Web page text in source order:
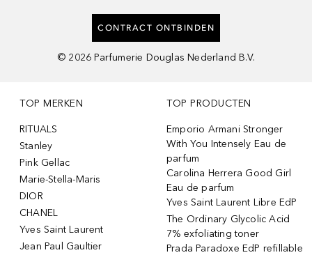
CONTRACT ONTBINDEN
© 2026 Parfumerie Douglas Nederland B.V.
TOP MERKEN
RITUALS
Stanley
Pink Gellac
Marie-Stella-Maris
DIOR
CHANEL
Yves Saint Laurent
Jean Paul Gaultier
TOP PRODUCTEN
Emporio Armani Stronger
With You Intensely Eau de
parfum
Carolina Herrera Good Girl
Eau de parfum
Yves Saint Laurent Libre EdP
The Ordinary Glycolic Acid
7% exfoliating toner
Prada Paradoxe EdP refillable